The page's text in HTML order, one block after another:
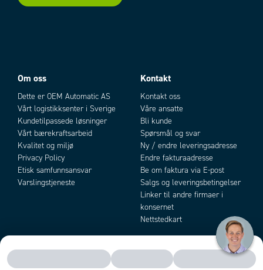
Om oss
Dette er OEM Automatic AS
Vårt logistikksenter i Sverige
Kundetilpassede løsninger
Vårt bærekraftsarbeid
Kvalitet og miljø
Privacy Policy
Etisk samfunnsansvar
Varslingstjeneste
Kontakt
Kontakt oss
Våre ansatte
Bli kunde
Spørsmål og svar
Ny / endre leveringsadresse
Endre fakturaadresse
Be om faktura via E-post
Salgs og leveringsbetingelser
Linker til andre firmaer i
konsernet
Nettstedkart